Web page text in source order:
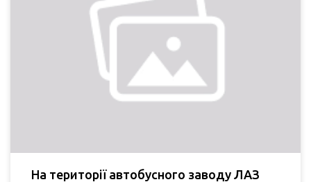
На території автобусного заводу ЛАЗ